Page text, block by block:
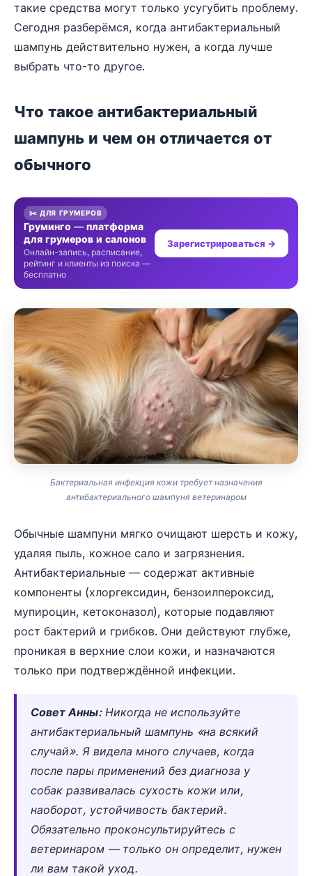
такие средства могут только усугубить проблему.
Сегодня разберёмся, когда антибактериальный
шампунь действительно нужен, а когда лучше
выбрать что-то другое.
Что такое антибактериальный
шампунь и чем он отличается от
обычного
✂️ ДЛЯ ГРУМЕРОВ
Груминго — платформа
для грумеров и салонов
Онлайн-запись, расписание,
рейтинг и клиенты из поиска —
бесплатно
Зарегистрироваться →
Бактериальная инфекция кожи требует назначения
антибактериального шампуня ветеринаром
Обычные шампуни мягко очищают шерсть и кожу,
удаляя пыль, кожное сало и загрязнения.
Антибактериальные — содержат активные
компоненты (хлоргексидин, бензоилпероксид,
мупироцин, кетоконазол), которые подавляют
рост бактерий и грибков. Они действуют глубже,
проникая в верхние слои кожи, и назначаются
только при подтверждённой инфекции.
Совет Анны:Никогда не используйте
антибактериальный шампунь «на всякий
случай». Я видела много случаев, когда
после пары применений без диагноза у
собак развивалась сухость кожи или,
наоборот, устойчивость бактерий.
Обязательно проконсультируйтесь с
ветеринаром — только он определит, нужен
ли вам такой уход.